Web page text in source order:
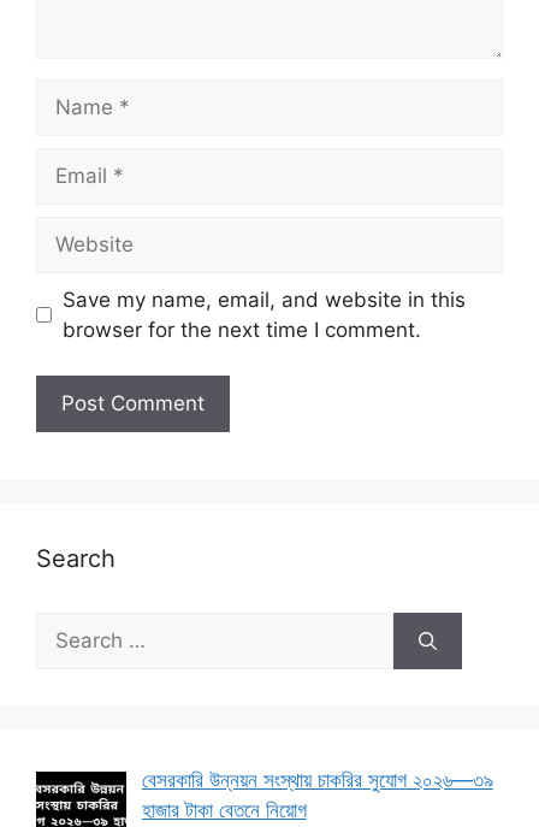
Save my name, email, and website in this
browser for the next time I comment.
Search
Search
for:
বেসরকারি উন্নয়ন সংস্থায় চাকরির সুযোগ ২০২৬—৩৯
হাজার টাকা বেতনে নিয়োগ